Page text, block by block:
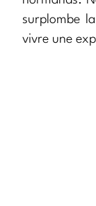
surplombe
vivre une